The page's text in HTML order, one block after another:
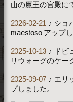
山の魔王の宮殿に
2026-02-21 ♪ ショ
maestoso アップし
2025-10-13 ♪ ドビ
リウォーグのケー
2025-09-07 ♪ エリ
プしました。